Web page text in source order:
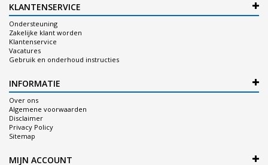
KLANTENSERVICE
Ondersteuning
Zakelijke klant worden
Klantenservice
Vacatures
Gebruik en onderhoud instructies
INFORMATIE
Over ons
Algemene voorwaarden
Disclaimer
Privacy Policy
Sitemap
MIJN ACCOUNT